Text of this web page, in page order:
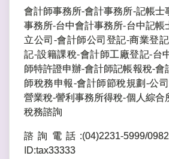
會計師事務所-會計事務所-記帳士
事務所-台中會計事務所-台中記帳
立公司-會計師公司登記-商業登
記-設籍課稅-會計師工廠登記-台
師特許證申辦-會計師記帳報稅-會
師稅務申報-會計師節稅規劃-公
營業稅-謍利事務所得稅-個人綜合
稅務諮詢
諮詢電話:(04)2231-5999/
ID:tax33333